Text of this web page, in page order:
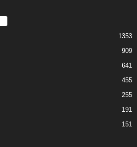
1353
909
641
455
255
191
151